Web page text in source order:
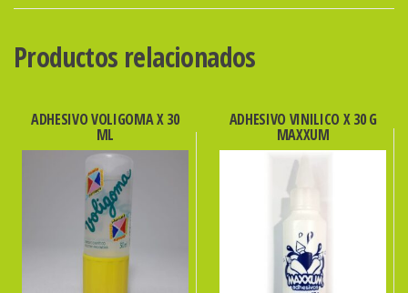
NEGRA
Productos relacionados
ADHESIVO VOLIGOMA X 30
ML
ADHESIVO VINILICO X 30 G
MAXXUM